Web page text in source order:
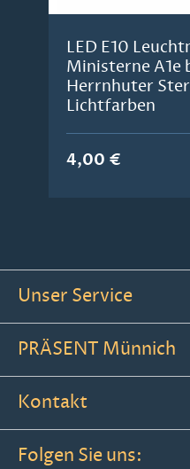
LED E10
Ministerne A1e
Herrnhuter
Lichtfarben
4,00 €
Unser Service
PRÄSENT Münnich
Kontakt
Folgen Sie uns: